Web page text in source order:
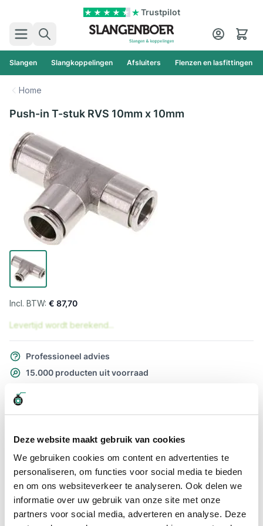
Deze website maakt gebruik van cookies
We gebruiken cookies om content en advertenties te
personaliseren, om functies voor social media te bieden
en om ons websiteverkeer te analyseren. Ook delen we
informatie over uw gebruik van onze site met onze
partners voor social media, adverteren en analyse. Deze
Trustpilot
Zoek
Cart
Slangen Slangkoppelingen Afsluiters Flenzen en lasfittingen
Home
Push-in T-stuk RVS 10mm x 10mm
€ 87,70
Levertijd wordt berekend...
Professioneel advies
15.000 producten uit voorraad
Snel naar
Meer informatie
Meer informatie
Maatvoering koppeling 10mm x 10mm